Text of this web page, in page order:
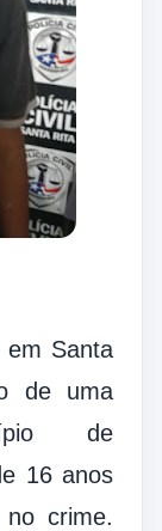
em Santa
de uma
de
16 anos
crime.